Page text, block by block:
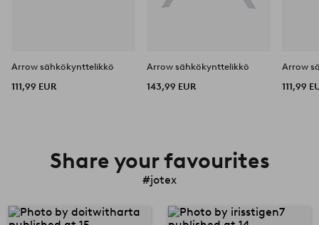
Arrow sähkökynttelikkö
111,99 EUR
Arrow sähkökynttelikkö
143,99 EUR
Arrow
111,99
Share your favourites
#jotex